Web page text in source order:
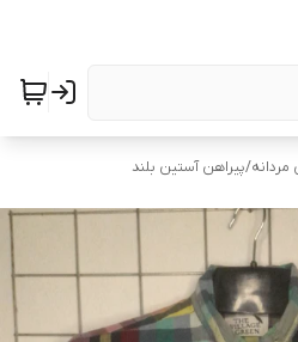
مردانه/پیراهن آستین بلند